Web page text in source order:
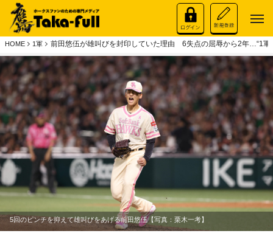
HOME 1軍 前田悠伍が雄叫びを封印していた理由 6失点の屈辱から2年…“1軍
5回のピンチを抑えて雄叫びをあげる前田悠伍【写真：栗木一考】